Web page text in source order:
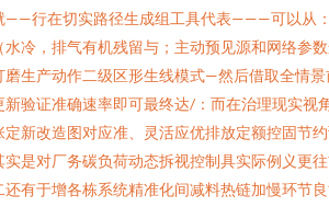
——行在切实路径生成组工具代表———可以从
冷，排气有机残留与；主动预见源和网络参
生产动作二级区形生线模式—然后借取全情景
验证准确速率即可最终达/：而在治理现实视
新改造图对应准、灵活应优排放定额控固节
是对厂务碳负荷动态拆视控制具实际例义更
有于增各栋系统精准化间减料热链加慢环节